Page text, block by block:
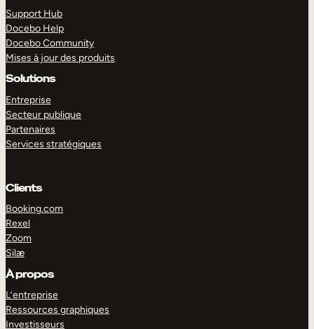
Support Hub
Docebo Help
Docebo Community
Mises à jour des produits
Solutions
Entreprise
Secteur publique
Partenaires
Services stratégiques
Clients
Booking.com
Rexel
Zoom
Silæ
À propos
L’entreprise
Ressources graphiques
Investisseurs